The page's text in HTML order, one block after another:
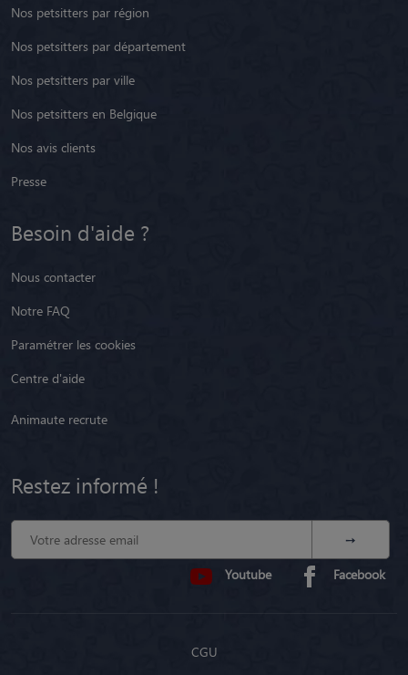
Nos petsitters par région
Nos petsitters par département
Nos petsitters par ville
Nos petsitters en Belgique
Nos avis clients
Presse
Besoin d'aide ?
Nous contacter
Notre FAQ
Paramétrer les cookies
Centre d'aide
Animaute recrute
Restez informé !
Youtube Facebook
CGU